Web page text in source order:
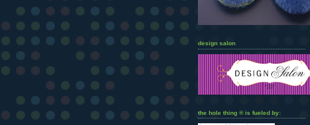
design salon
the hole thing ® is fueled by: